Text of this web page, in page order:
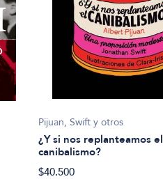
Pijuan, Swift y otros
¿Y si nos replanteamos el
canibalismo?
$40.500